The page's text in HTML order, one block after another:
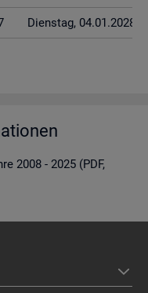
Diens­tag, 04.01.2028
2008 - 2025 (PDF,